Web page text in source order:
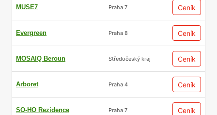
MUSE7 Praha 7 Ceník
Evergreen Praha 8 Ceník
MOSAIQ Beroun Středočeský kraj Ceník
Arboret Praha 4 Ceník
SO-HO Rezidence Praha 7 Ceník